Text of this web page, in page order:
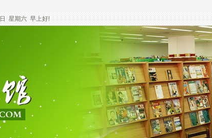
星期六 早上好!